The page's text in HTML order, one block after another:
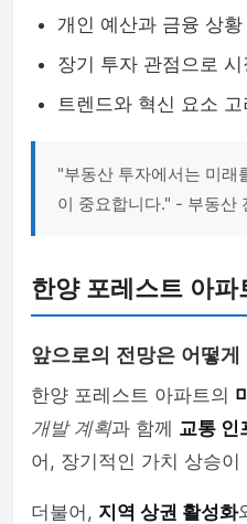
개인 예산과 금융 상황
장기 투자 관점으로 시
트렌드와 혁신 요소 고
"부동산 투자에서는 미래
이 중요합니다." - 부동산
한양 포레스트 아파
앞으로의 전망은 어떻게
한양 포레스트 아파트의
개발 계획과 함께 교통 인
어, 장기적인 가치 상승이
더불어, 지역 상권 활성화